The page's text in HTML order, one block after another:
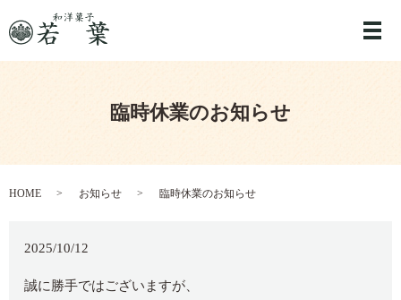
メ
臨時休業のお知らせ
HOME お知らせ 臨時休業のお知らせ
2025/10/12
誠に勝手ではございますが、